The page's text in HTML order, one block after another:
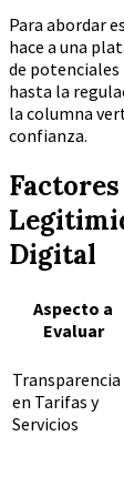
Para abordar
hace a una
de potenciales
hasta la
la columna
confianza.
Digital
Aspecto a
Evaluar
Transparencia
en Tarifas y
Servicios